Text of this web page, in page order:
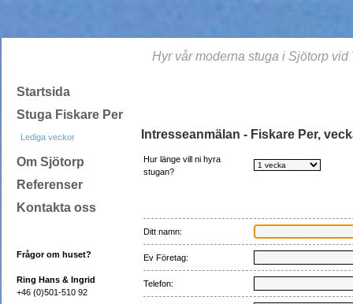
Hyr vår moderna stuga i Sjötorp
Startsida
Stuga Fiskare Per
Lediga veckor
Om Sjötorp
Referenser
Kontakta oss
Frågor om huset?
Ring Hans & Ingrid
+46 (0)501-510 92
Intresseanmälan - Fiskare Per,
Hur länge vill ni hyra
stugan?
Ditt namn:
Ev Företag:
Telefon: